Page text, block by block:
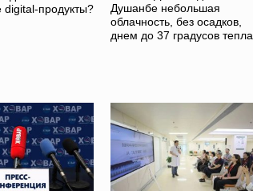
digital-продукты?
Душанбе небольшая
облачность, без осадков,
днем до 37 градусов тепла